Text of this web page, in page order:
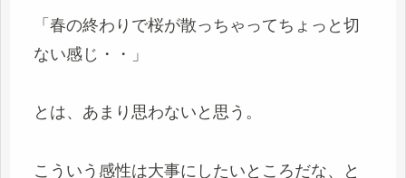
「春の終わりで桜が散っちゃってちょっと切
ない感じ・・」
とは、あまり思わないと思う。
こういう感性は大事にしたいところだな、と